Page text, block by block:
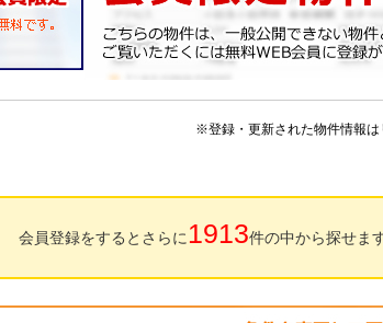
※登録・更新された物件情報は
会員登録をするとさらに 1913件の中から探せます